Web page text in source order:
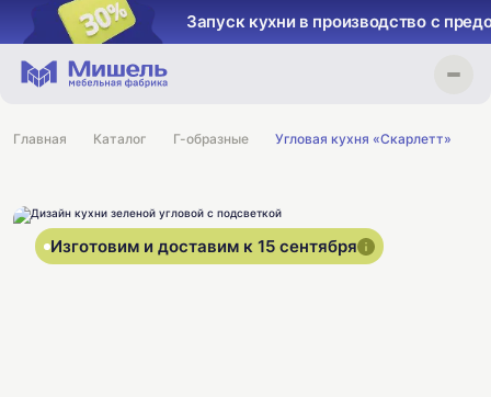
Запуск кухни в производство с
Главная Каталог Г-образные Угловая кухня «Скарлетт»
Изготовим и доставим к 15 сентября